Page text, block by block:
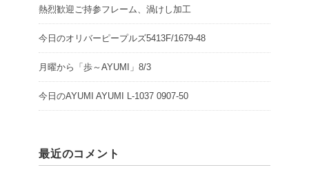
熱烈歓迎ご持参フレーム、渦けし加工
今日のオリバーピープルズ5413F/1679-48
月曜から「歩～AYUMI」8/3
今日のAYUMI AYUMI L-1037 0907-50
最近のコメント